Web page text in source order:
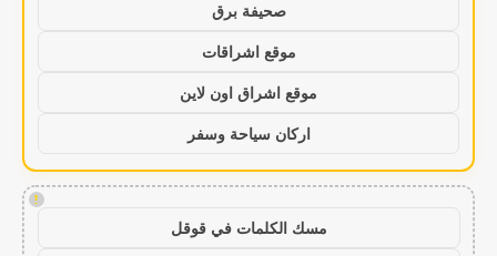
صحيفة برق
موقع اشراقات
موقع اشراق اون لاين
اركان سياحة وسفر
!
مسك الكلمات في قوقل